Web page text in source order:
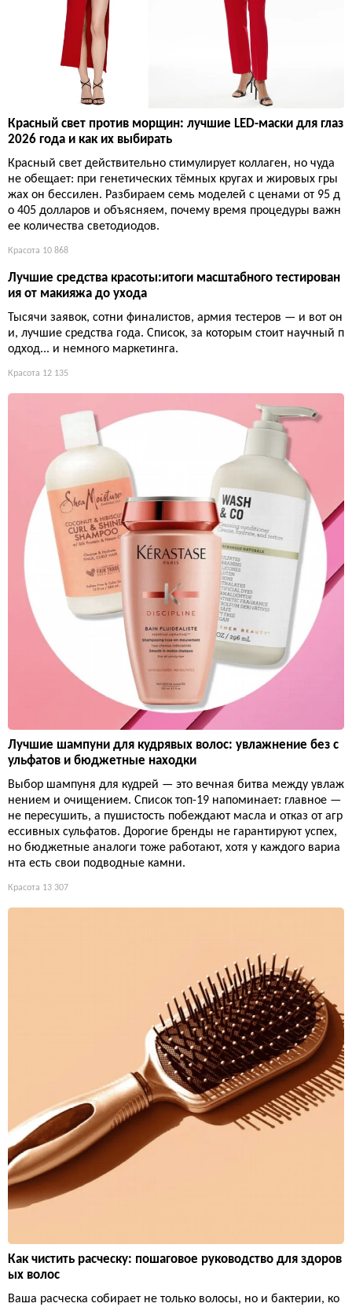
Красный свет против морщин: лучшие LED-маски для глаз
2026 года и как их выбирать
Красный свет действительно стимулирует коллаген, но чуда
не обещает: при генетических тёмных кругах и жировых гры
жах он бессилен. Разбираем семь моделей с ценами от 95 д
о 405 долларов и объясняем, почему время процедуры важн
ее количества светодиодов.
Красота 10 868
Лучшие средства красоты:итоги масштабного тестирован
ия от макияжа до ухода
Тысячи заявок, сотни финалистов, армия тестеров — и вот он
и, лучшие средства года. Список, за которым стоит научный п
одход... и немного маркетинга.
Красота 12 135
Лучшие шампуни для кудрявых волос: увлажнение без с
ульфатов и бюджетные находки
Выбор шампуня для кудрей — это вечная битва между увлаж
нением и очищением. Список топ-19 напоминает: главное —
не пересушить, а пушистость побеждают масла и отказ от агр
ессивных сульфатов. Дорогие бренды не гарантируют успех,
но бюджетные аналоги тоже работают, хотя у каждого вариа
нта есть свои подводные камни.
Красота 13 307
Как чистить расческу: пошаговое руководство для здоров
ых волос
Ваша расческа собирает не только волосы, но и бактерии, ко